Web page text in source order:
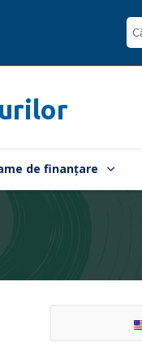
de finanțare